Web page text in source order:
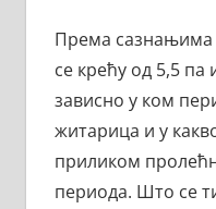
Према сазнањима
се крећу од 5,5 па
зависно у ком
житарица и у
приликом
периода. Што се